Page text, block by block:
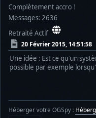
Complètement accro !
Messages: 2636
Retraité Actif
20 Février 2015, 14:51:58
Une idée : Est ce qu'un
possible par exemple
Héberger votre OGSpy :